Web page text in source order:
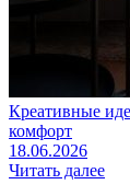
Креативные
комфорт
18.06.2026
Читать далее